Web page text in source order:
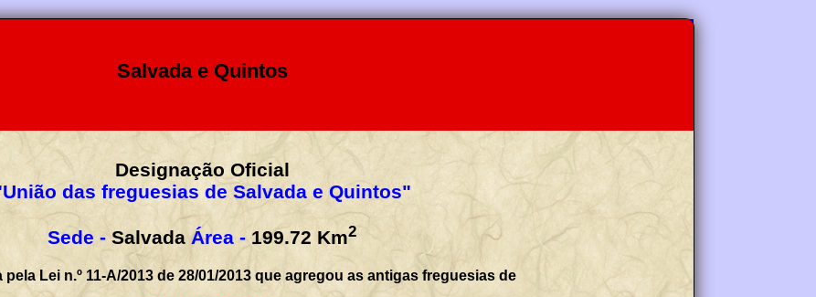
Salvada e Quintos
Designação Oficial
das freguesias de Salvada e Quintos"
Sede - Salvada Área - 199.72 Km2
pela Lei n.º 11-A/2013 de 28/01/2013 que agregou as antigas freguesias de